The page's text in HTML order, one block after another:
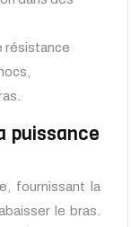
résistance
puissance
fournissant la
le bras.